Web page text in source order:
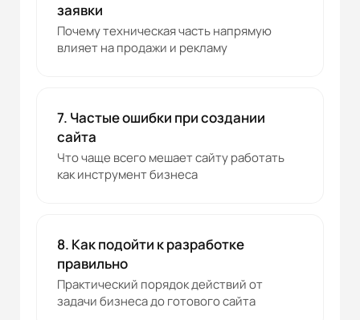
заявки
Почему техническая часть напрямую
влияет на продажи и рекламу
7. Частые ошибки при создании
сайта
Что чаще всего мешает сайту работать
как инструмент бизнеса
8. Как подойти к разработке
правильно
Практический порядок действий от
задачи бизнеса до готового сайта